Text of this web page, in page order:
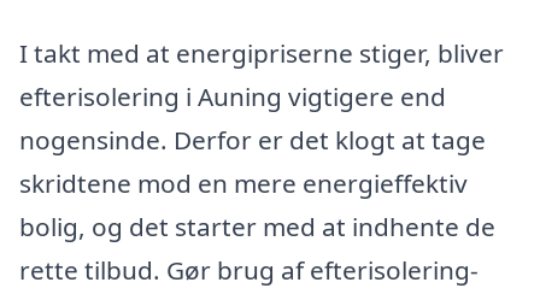
I takt med at energipriserne stiger, bliver
efterisolering i Auning vigtigere end
nogensinde. Derfor er det klogt at tage
skridtene mod en mere energieffektiv
bolig, og det starter med at indhente de
rette tilbud. Gør brug af efterisolering-